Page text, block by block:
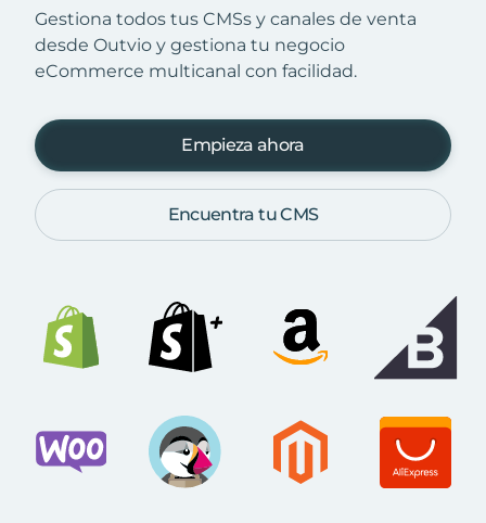
Gestiona todos tus CMSs y canales de venta
desde Outvio y gestiona tu negocio
eCommerce multicanal con facilidad.
Empieza ahora
Encuentra tu CMS